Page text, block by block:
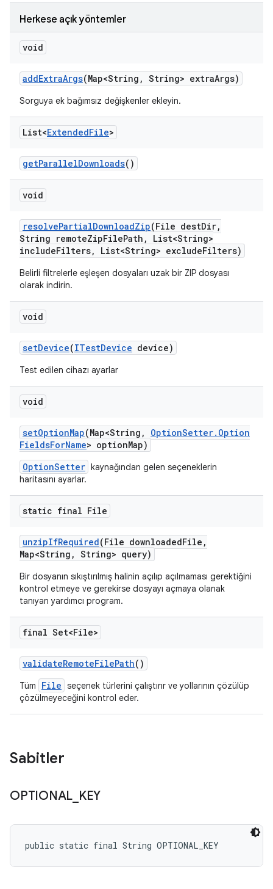
Herkese açık yöntemler
void
addExtraArgs(Map<String , String> extraArgs)
Sorguya ek bağımsız değişkenler ekleyin.
List<ExtendedFile>
getParallelDownloads()
void
resolvePartialDownloadZip(File destDir,
String remoteZipFilePath ,
List<String>
includeFilters, List<String> excludeFilters)
Belirli filtrelerle eşleşen dosyaları uzak bir ZIP dosyası
olarak indirin.
void
setDevice(ITestDevice device)
Test edilen cihazı ayarlar
void
setOptionMap(Map<String , OptionSetter. Option
FieldsForName> optionMap)
OptionSetter kaynağından gelen seçeneklerin
haritasını ayarlar.
static final File
unzipIfRequired(File downloadedFile ,
Map<String , String> query)
Bir dosyanın sıkıştırılmış halinin açılıp açılmaması gerektiğini
kontrol etmeye ve gerekirse dosyayı açmaya olanak
tanıyan yardımcı program.
final Set<File>
validateRemoteFilePath()
Tüm File seçenek türlerini çalıştırır ve yollarının çözülüp
çözülmeyeceğini kontrol eder.
Sabitler
OPTIONAL KEY
public static final String OPTIONAL_KEY